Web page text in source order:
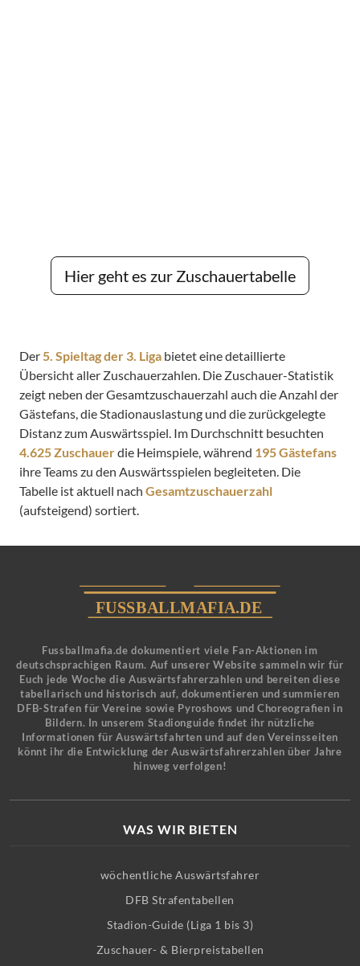
Hier geht es zur Zuschauertabelle
Der5. Spieltag der 3. Liga bietet eine detaillierte
Übersicht aller Zuschauerzahlen. Die Zuschauer-Statistik
zeigt neben der Gesamtzuschauerzahl auch die Anzahl der
Gästefans, die Stadionauslastung und die zurückgelegte
Distanz zum Auswärtsspiel. Im Durchschnitt besuchten
4.625 Zuschauerdie Heimspiele, während 195 Gästefans
ihre Teams zu den Auswärtsspielen begleiteten. Die
Tabelle ist aktuell nach Gesamtzuschauerzahl
(aufsteigend) sortiert.
Fussballmafia.de dokumentiert viele Fan-Aktionen im
deutschsprachigen Raum. Auf unserer Website sammeln wir für
Euch jede Woche die Auswärtsfahrerzahlen und bereiten diese
tabellarisch und historisch auf, dokumentieren und summieren
DFB-Strafen für Vereine sowie Pyroshows und Choreografien in
Bildern. In unserem Stadionguide findet ihr nützliche
Informationen für Auswärtsfahrten und auf den Vereinsseiten
könnt ihr die Entwicklung der Auswärtsfahrerzahlen über Jahre
hinweg verfolgen!
WAS WIR BIETEN
wöchentliche Auswärtsfahrer
DFB Strafentabellen
Stadion-Guide (Liga 1 bis 3)
Zuschauer- & Bierpreistabellen